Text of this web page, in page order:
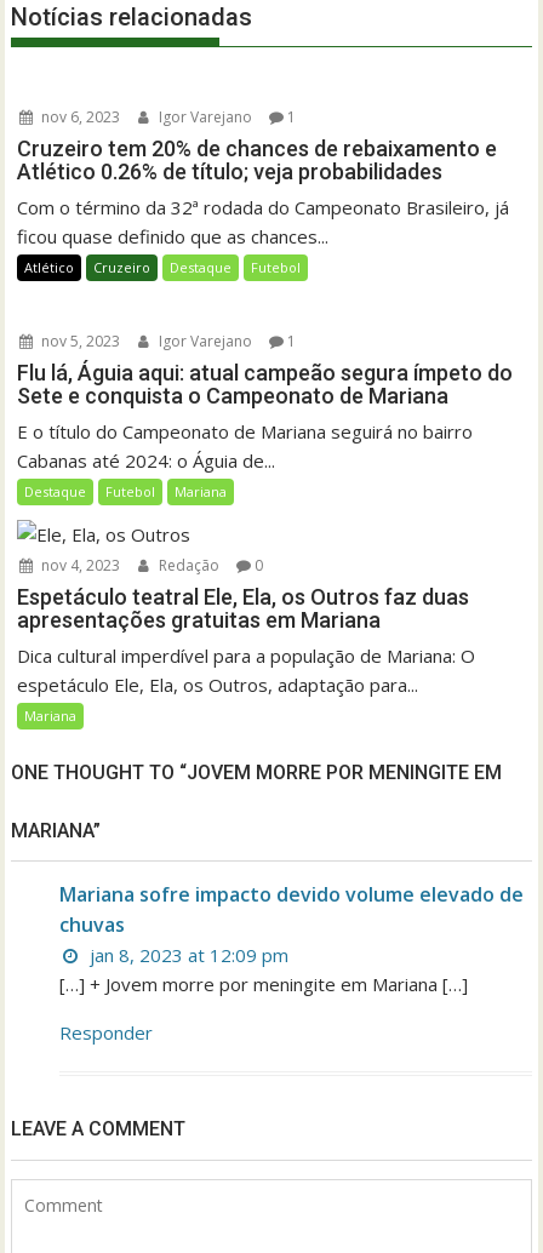
Notícias relacionadas
nov 6, 2023 Igor Varejano 1
Cruzeiro tem 20% de chances de rebaixamento e
Atlético 0.26% de título; veja probabilidades
Com o término da 32ª rodada do Campeonato Brasileiro, já
ficou quase definido que as chances...
Atlético Cruzeiro Destaque Futebol
nov 5, 2023 Igor Varejano 1
Flu lá, Águia aqui: atual campeão segura ímpeto do
Sete e conquista o Campeonato de Mariana
E o título do Campeonato de Mariana seguirá no bairro
Cabanas até 2024: o Águia de...
Destaque Futebol Mariana
nov 4, 2023 Redação 0
Espetáculo teatral Ele, Ela, os Outros faz duas
apresentações gratuitas em Mariana
Dica cultural imperdível para a população de Mariana: O
espetáculo Ele, Ela, os Outros, adaptação para...
Mariana
ONE THOUGHT TO “JOVEM MORRE POR MENINGITE EM
MARIANA”
Mariana sofre impacto devido volume elevado de
chuvas
jan 8, 2023 at 12:09 pm
[…] + Jovem morre por meningite em Mariana […]
Responder
LEAVE A COMMENT